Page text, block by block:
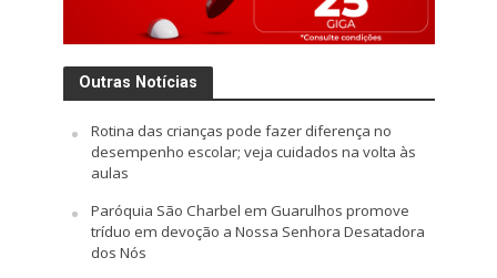
Outras Notícias
Rotina das crianças pode fazer diferença no
desempenho escolar; veja cuidados na volta às
aulas
Paróquia São Charbel em Guarulhos promove
tríduo em devoção a Nossa Senhora Desatadora
dos Nós